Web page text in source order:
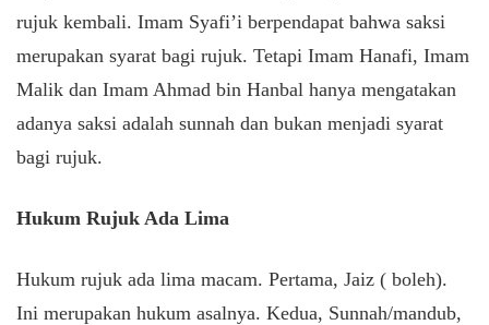
rujuk kembali. Imam Syafi’i berpendapat bahwa saksi
merupakan syarat bagi rujuk. Tetapi Imam Hanafi, Imam
Malik dan Imam Ahmad bin Hanbal hanya mengatakan
adanya saksi adalah sunnah dan bukan menjadi syarat
bagi rujuk.
Hukum Rujuk Ada Lima
Hukum rujuk ada lima macam. Pertama, Jaiz ( boleh).
Ini merupakan hukum asalnya. Kedua, Sunnah/mandub,